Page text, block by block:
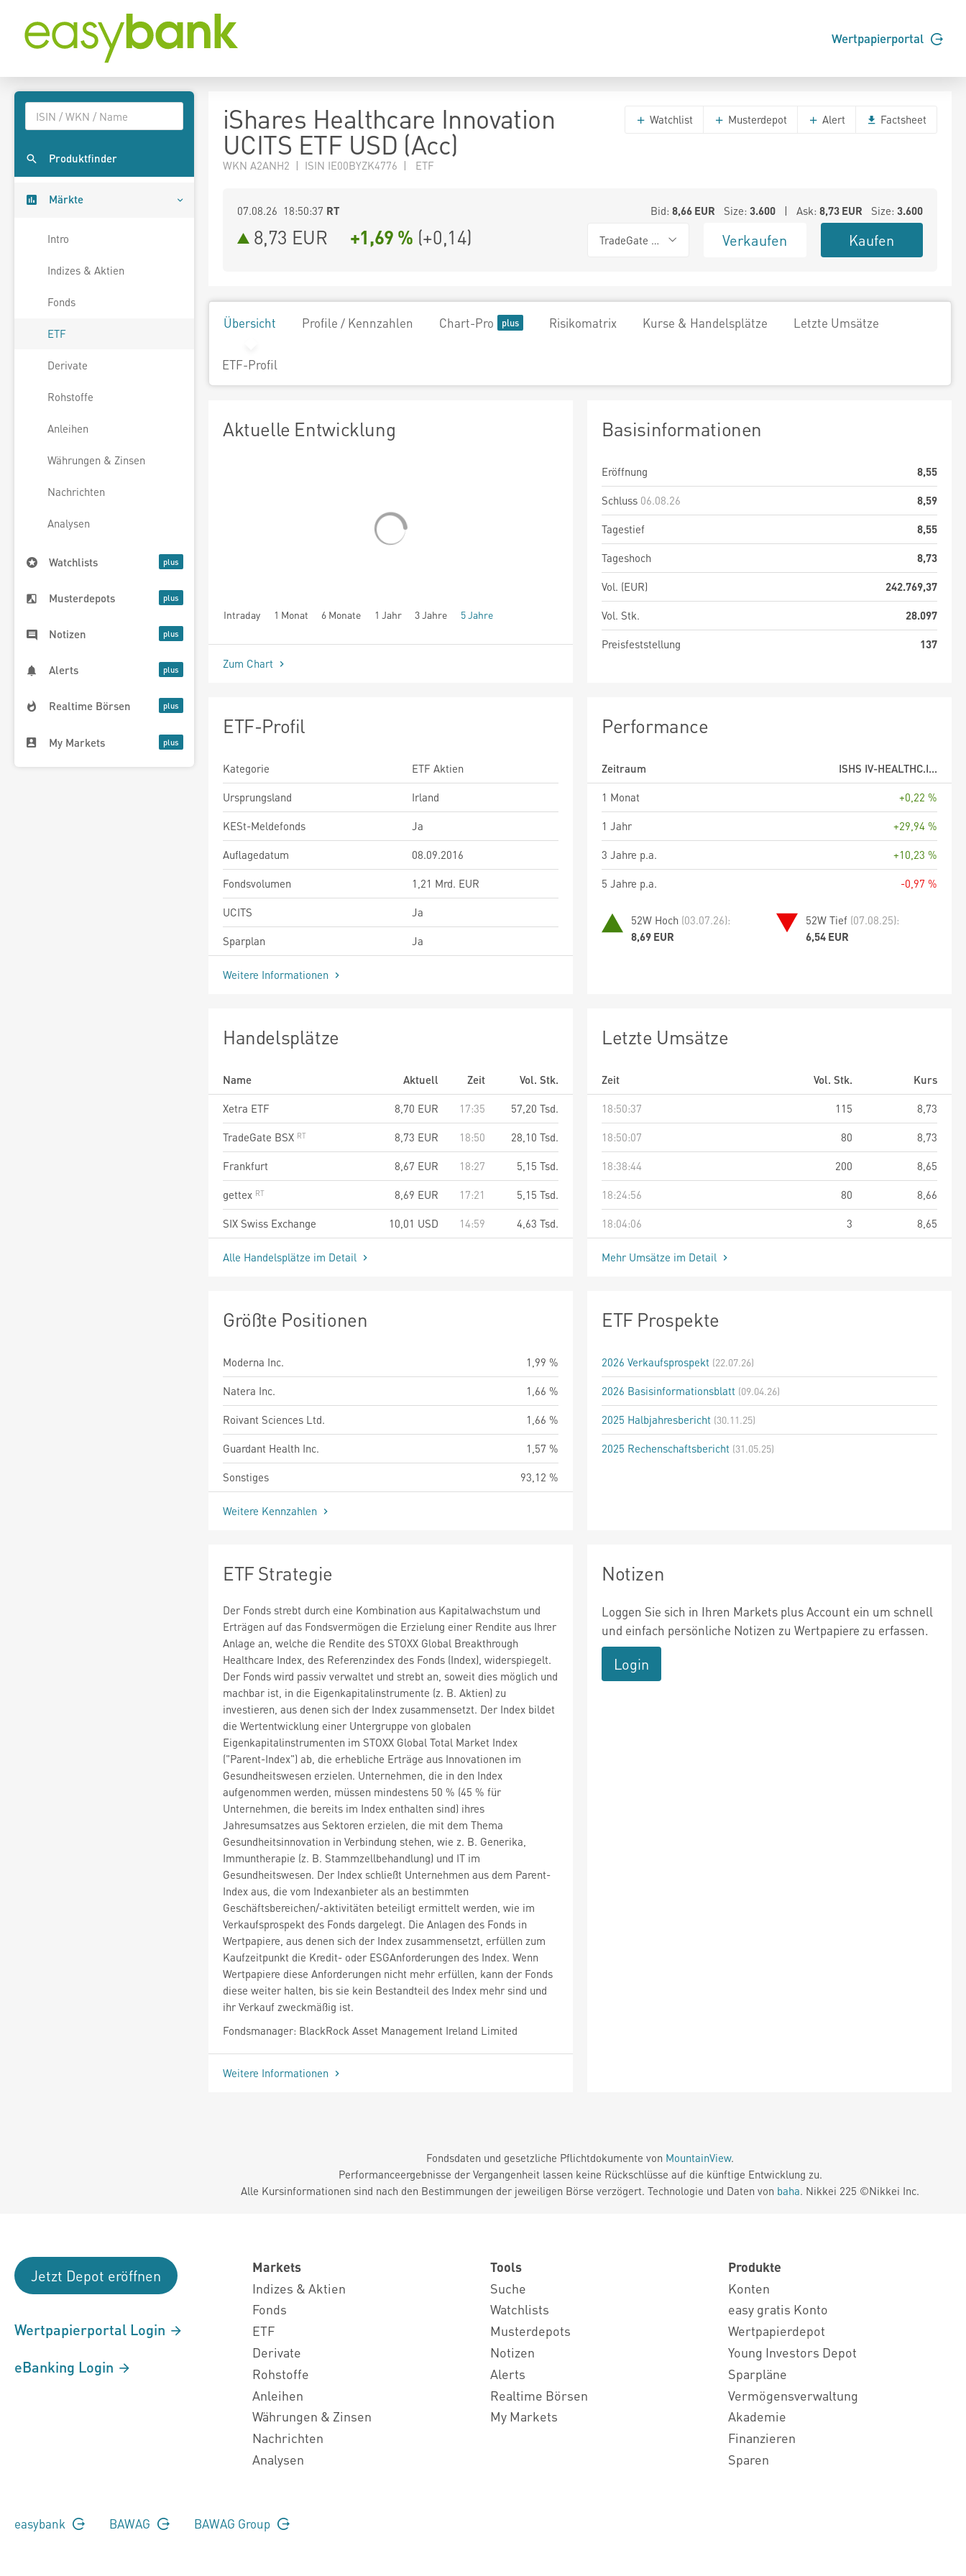
Wertpapierportal
Produktfinder
Märkte
Intro
Indizes & Aktien
Fonds
ETF
Derivate
Rohstoffe
Anleihen
Währungen & Zinsen
Nachrichten
Analysen
Watchlists
Musterdepots
Notizen
Alerts
Realtime Börsen
My Markets
iShares Healthcare Innovation
UCITS ETF USD (Acc)
WKN A2ANH2 | ISIN IE00BYZK4776 | ETF
Watchlist Musterdepot Alert Factsheet
07.08.26 18:50:37 RT Bid: 8,66EUR Size: 3.600| Ask: 8,73EUR Size: 3.600
8,73 EUR +1,69 % (+0,14) TradeGate BSX Verkaufen Kaufen
Übersicht Profile / Kennzahlen Chart-Pro Risikomatrix Kurse & Handelsplätze Letzte Umsätze
ETF-Profil
Aktuelle Entwicklung
Intraday 1 Monat 6 Monate 1 Jahr 3 Jahre 5 Jahre
seit Beginn
Zum Chart
Basisinformationen
Eröffnung
8,55
Schluss 06.08.26
8,59
Tagestief
8,55
Tageshoch
8,73
Vol. (EUR)
242.769,37
Vol. Stk.
28.097
Preisfeststellung
137
ETF-Profil
Kategorie
ETF Aktien
Ursprungsland
Irland
KESt-Meldefonds
Ja
Auflagedatum
08.09.2016
Fondsvolumen
1,21 Mrd. EUR
UCITS
Ja
Sparplan
Ja
Weitere Informationen
Performance
Zeitraum
ISHS IV-HEALTHC.I...
1 Monat
+0,22 %
1 Jahr
+29,94 %
3 Jahre p.a.
+10,23 %
5 Jahre p.a.
-0,97 %
52W Hoch (03.07.26):
8,69 EUR
52W Tief (07.08.25):
6,54 EUR
Handelsplätze
Name Aktuell Zeit
Vol. Stk.
Xetra ETF
8,70 EUR 17:35
57,20 Tsd.
TradeGate BSX
8,73 EUR 18:50
28,10 Tsd.
Frankfurt
8,67 EUR 18:27
5,15 Tsd.
gettex
8,69 EUR 17:21
5,15 Tsd.
SIX Swiss Exchange
10,01 USD 14:59 4,63 Tsd.
Alle Handelsplätze im Detail
Letzte Umsätze
Zeit Vol. Stk.
Kurs
18:50:37
115
8,73
18:50:07
80
8,73
18:38:44
200
8,65
18:24:56
80
8,66
18:04:06
3 8,65
Mehr Umsätze im Detail
Größte Positionen
Moderna Inc.
1,99 %
Natera Inc.
1,66 %
Roivant Sciences Ltd.
1,66 %
Guardant Health Inc.
1,57 %
Sonstiges
93,12 %
Weitere Kennzahlen
ETF Prospekte
2026 Verkaufsprospekt (22.07.26)
2026 Basisinformationsblatt (09.04.26)
2025 Halbjahresbericht (30.11.25)
2025 Rechenschaftsbericht (31.05.25)
ETF Strategie
Der Fonds strebt durch eine Kombination aus Kapitalwachstum und
Erträgen auf das Fondsvermögen die Erzielung einer Rendite aus Ihrer
Anlage an, welche die Rendite des STOXX Global Breakthrough
Healthcare Index, des Referenzindex des Fonds (Index), widerspiegelt.
Der Fonds wird passiv verwaltet und strebt an, soweit dies möglich und
machbar ist, in die Eigenkapitalinstrumente (z. B. Aktien) zu
investieren, aus denen sich der Index zusammensetzt. Der Index bildet
die Wertentwicklung einer Untergruppe von globalen
Eigenkapitalinstrumenten im STOXX Global Total Market Index
("Parent-Index") ab, die erhebliche Erträge aus Innovationen im
Gesundheitswesen erzielen. Unternehmen, die in den Index
aufgenommen werden, müssen mindestens 50 % (45 % für
Unternehmen, die bereits im Index enthalten sind) ihres
Jahresumsatzes aus Sektoren erzielen, die mit dem Thema
Gesundheitsinnovation in Verbindung stehen, wie z. B. Generika,
Immuntherapie (z. B. Stammzellbehandlung) und IT im
Gesundheitswesen. Der Index schließt Unternehmen aus dem Parent-
Index aus, die vom Indexanbieter als an bestimmten
Geschäftsbereichen/-aktivitäten beteiligt ermittelt werden, wie im
Verkaufsprospekt des Fonds dargelegt. Die Anlagen des Fonds in
Wertpapiere, aus denen sich der Index zusammensetzt, erfüllen zum
Kaufzeitpunkt die Kredit- oder ESGAnforderungen des Index. Wenn
Wertpapiere diese Anforderungen nicht mehr erfüllen, kann der Fonds
diese weiter halten, bis sie kein Bestandteil des Index mehr sind und
ihr Verkauf zweckmäßig ist.
Fondsmanager: BlackRock Asset Management Ireland Limited
Weitere Informationen
Notizen
Loggen Sie sich in Ihren Markets plus Account ein um schnell
und einfach persönliche Notizen zu Wertpapiere zu erfassen.
Login
Fondsdaten und gesetzliche Pflichtdokumente von MountainView.
Performanceergebnisse der Vergangenheit lassen keine Rückschlüsse auf die künftige Entwicklung zu.
Alle Kursinformationen sind nach den Bestimmungen der jeweiligen Börse verzögert. Technologie und Daten von baha. Nikkei 225 ©Nikkei Inc.
Jetzt Depot eröffnen
Wertpapierportal Login
eBanking Login
Markets
Indizes & Aktien
Fonds
ETF
Derivate
Rohstoffe
Anleihen
Währungen & Zinsen
Nachrichten
Analysen
Tools
Suche
Watchlists
Musterdepots
Notizen
Alerts
Realtime Börsen
My Markets
Produkte
Konten
easy gratis Konto
Wertpapierdepot
Young Investors Depot
Sparpläne
Vermögensverwaltung
Akademie
Finanzieren
Sparen
easybank BAWAG BAWAG Group